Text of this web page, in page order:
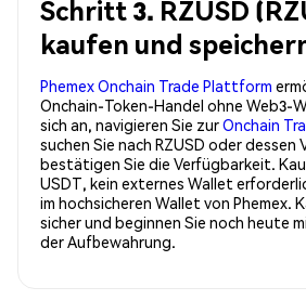
Schritt 3. RZUSD
kaufen und
Phemex Onchain Trade Plattform
Onchain-Token-Handel ohne Web3-
sich an, navigieren Sie zurOnchain
suchen Sie nach RZUSD oder dessen
bestätigen Sie die Verfügbarkeit.
USDT, kein externes Wallet
im hochsicheren Wallet von Phemex.
sicher und beginnen Sie noch heute
der Aufbewahrung.